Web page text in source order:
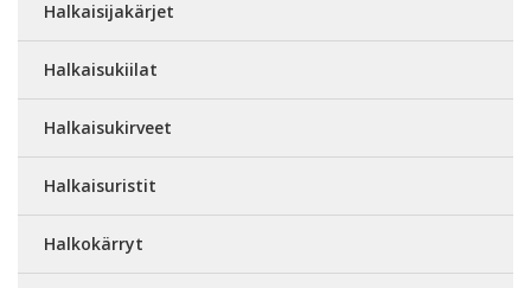
Halkaisijakärjet
Halkaisukiilat
Halkaisukirveet
Halkaisuristit
Halkokärryt